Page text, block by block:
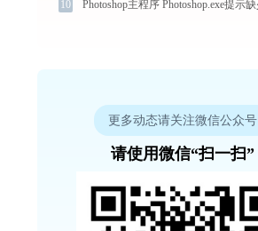
10
更多动态请关注微信公众号
请使用微信“扫一扫”